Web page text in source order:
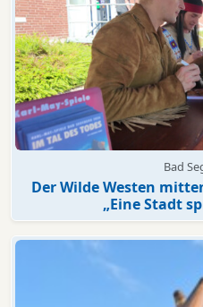
Bad
Der Wilde Westen
„Eine Stadt